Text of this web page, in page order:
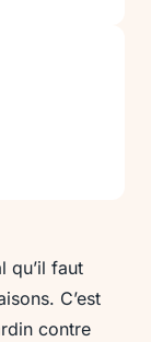
qu’il faut
C’est
contre